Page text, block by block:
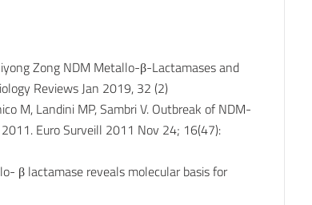
Zong NDM Metallo-β-Lactamases and
Reviews Jan 2019, 32 (2)
M, Landini MP, Sambri V. Outbreak of NDM-
Euro Surveill 2011 Nov 24; 16(47):
β lactamase reveals molecular basis for